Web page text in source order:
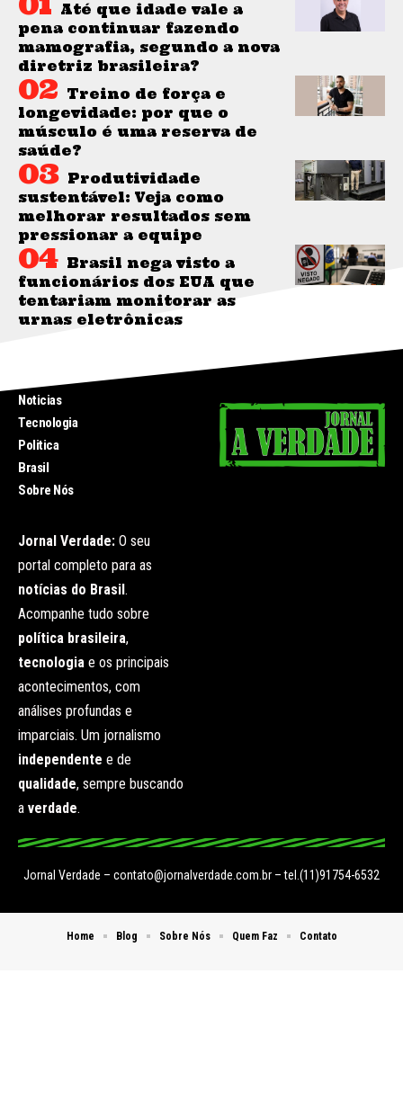
Até que idade vale a
pena continuar fazendo
mamografia, segundo a nova
diretriz brasileira?
Treino de força e
longevidade: por que o
músculo é uma reserva de
saúde?
Produtividade
sustentável: Veja como
melhorar resultados sem
pressionar a equipe
Brasil nega visto a
funcionários dos EUA que
tentariam monitorar as
urnas eletrônicas
Noticias
Tecnologia
Politica
Brasil
Sobre Nós
Jornal Verdade: O seu
portal completo para as
notícias do Brasil .
Acompanhe tudo sobre
política brasileira,
tecnologia e os principais
acontecimentos, com
análises profundas e
imparciais. Um jornalismo
independente e de
qualidade, sempre buscando
a verdade.
Jornal Verdade – contato@jornalverdade.com.br – tel.(11)91754-6532
Home Blog Sobre Nós Quem Faz Contato